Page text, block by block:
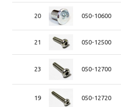
20 050-10600
21 050-12500
23 050-12700
19 050-12720